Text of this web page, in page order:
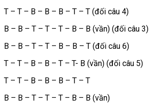
T – T – B – B – B – T – T (đối câu 4)
B – B – T – T – T – B – B (vần) (đối câu 3)
B – B – T – T – B – B – T (đối câu 6)
T – T – B – B – T – T- B (vần) (đối câu 5)
T – T – B – B – B – T – T
B – B – T – T – T – B – B (vần)